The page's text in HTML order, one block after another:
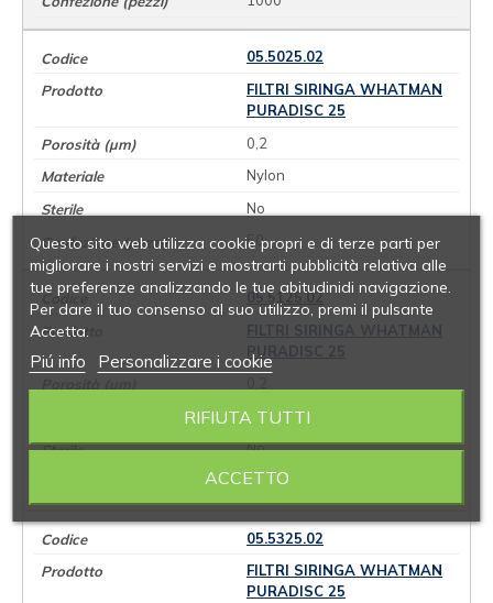
05.5025.02
FILTRI SIRINGA WHATMAN
PURADISC 25
0,2
Nylon
No
50
05.5125.02
FILTRI SIRINGA WHATMAN
PURADISC 25
Nylon
No
200
05.5325.02
FILTRI SIRINGA WHATMAN
PURADISC 25
Questo sito web utilizza cookie propri e di terze parti per
migliorare i nostri servizi e mostrarti pubblicità relativa alle
tue preferenze analizzando le tue abitudinidi navigazione.
Per dare il tuo consenso al suo utilizzo, premi il pulsante
Accetta.
Piú info Personalizzare i cookie
RIFIUTA TUTTI
ACCETTO